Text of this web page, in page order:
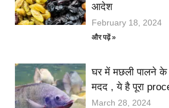
आदेश
February 18, 2024
और पढ़ें »
घर में मछली पालने के
मदद , ये है पूरा
March 28, 2024